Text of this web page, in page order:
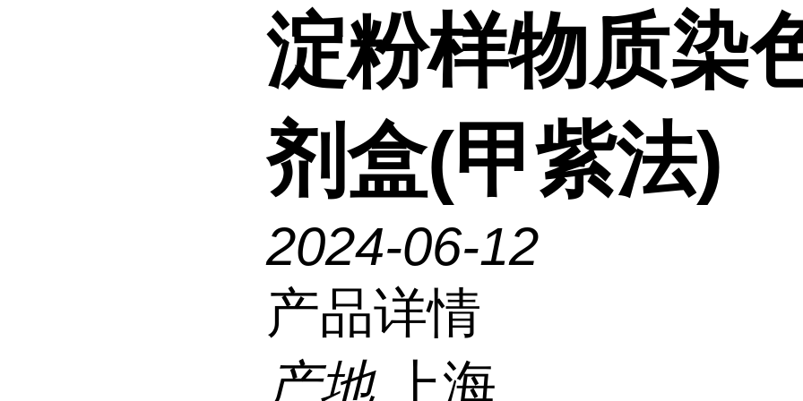
淀粉样物质染
剂盒(甲紫法)
2024-06-12
产品详情
产地
上海